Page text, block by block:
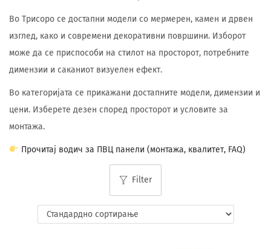
Во Трисоро се достапни модели со мермерен, камен и дрвен
изглед, како и современи декоративни површини. Изборот
може да се приспособи на стилот на просторот, потребните
димензии и саканиот визуелен ефект.
Во категоријата се прикажани достапните модели, димензии и
цени. Изберете дезен според просторот и условите за
монтажа.
Прочитај водич за ПВЦ панели (монтажа, квалитет, FAQ)
Filter